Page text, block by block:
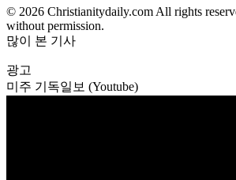
© 2026 Christianitydaily.com All rights
without permission.
많이 본 기사
광고
미주 기독일보 (Youtube)